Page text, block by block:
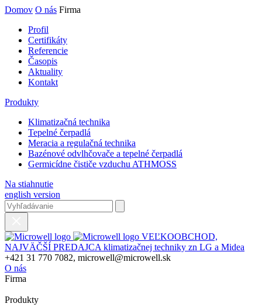
Domov O nás Firma
Profil
Certifikáty
Referencie
Časopis
Aktuality
Kontakt
Produkty
Klimatizačná technika
Tepelné čerpadlá
Meracia a regulačná technika
Bazénové odvlhčovače a tepelné čerpadlá
Germicídne čističe vzduchu ATHMOSS
Na stiahnutie
english version
VEĽKOOBCHOD,
NAJVÄČŠÍ PREDAJCA klimatizačnej techniky zn LG a Midea
+421 31 770 7082, microwell@microwell.sk
O nás
Firma
Produkty